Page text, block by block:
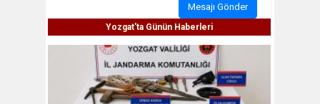
Mesajı Gönder
Yozgat'ta Günün Haberleri